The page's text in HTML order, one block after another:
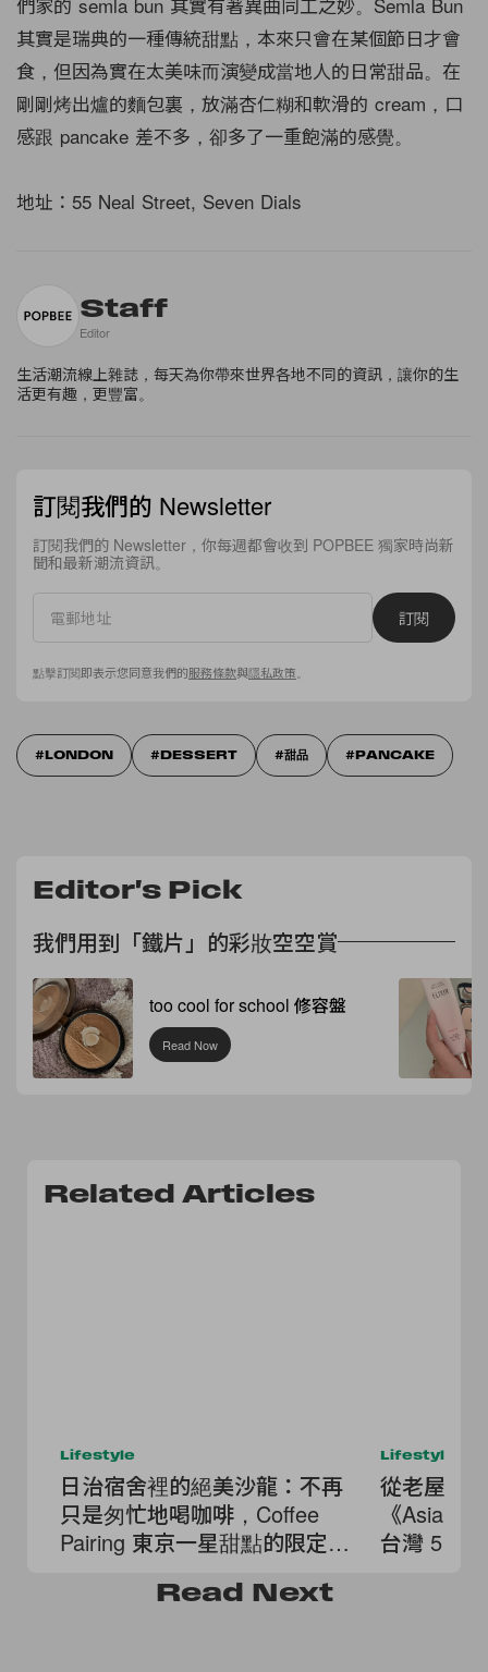
其實是瑞典的一種傳統甜點，本來只會在某個節日才會
食，但因為實在太美味而演變成當地人的日常甜品。在
剛剛烤出爐的麵包裏，放滿杏仁糊和軟滑的 cream，口
感跟 pancake 差不多，卻多了一重飽滿的感覺。
地址：55 Neal Street, Seven Dials
Staff
Editor
生活潮流線上雜誌，每天為你帶來世界各地不同的資訊，讓你的生
活更有趣，更豐富。
訂閱我們的 Newsletter
訂閱我們的 Newsletter，你每週都會收到 POPBEE 獨家時尚新
聞和最新潮流資訊。
訂閱
點擊訂閱即表示您同意我們的服務條款與隱私政策
LONDON DESSERT 甜品 PANCAKE
Editor's Pick
我們用到「鐵片」的彩妝空空賞
too cool for school 修容盤
Read Now
Related Articles
Lifestyle
日治宿舍裡的絕美沙龍：不再
只是匆忙地喝咖啡，Coffee
Pairing 東京一星甜點的限定菜
Lifestyle
從老屋茶
《Asia's
台灣 5 間
Read Next